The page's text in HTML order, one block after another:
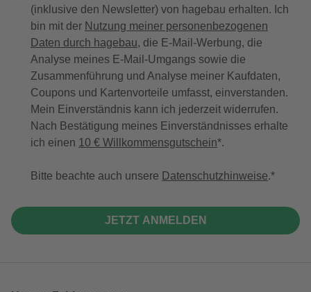
(inklusive den Newsletter) von hagebau erhalten. Ich
bin mit der Nutzung meiner personenbezogenen
Daten durch hagebau, die E-Mail-Werbung, die
Analyse meines E-Mail-Umgangs sowie die
Zusammenführung und Analyse meiner Kaufdaten,
Coupons und Kartenvorteile umfasst, einverstanden.
Mein Einverständnis kann ich jederzeit widerrufen.
Nach Bestätigung meines Einverständnisses erhalte
ich einen 10 € Willkommensgutschein*.
Bitte beachte auch unsere Datenschutzhinweise.
JETZT ANMELDEN